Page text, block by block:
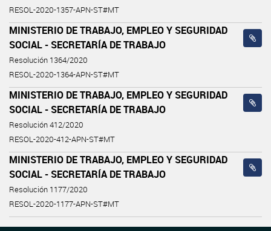
RESOL-2020-1357-APN-ST#MT
MINISTERIO DE TRABAJO, EMPLEO Y SEGURIDAD
SOCIAL - SECRETARÍA DE TRABAJO
Resolución 1364/2020
RESOL-2020-1364-APN-ST#MT
MINISTERIO DE TRABAJO, EMPLEO Y SEGURIDAD
SOCIAL - SECRETARÍA DE TRABAJO
Resolución 412/2020
RESOL-2020-412-APN-ST#MT
MINISTERIO DE TRABAJO, EMPLEO Y SEGURIDAD
SOCIAL - SECRETARÍA DE TRABAJO
Resolución 1177/2020
RESOL-2020-1177-APN-ST#MT